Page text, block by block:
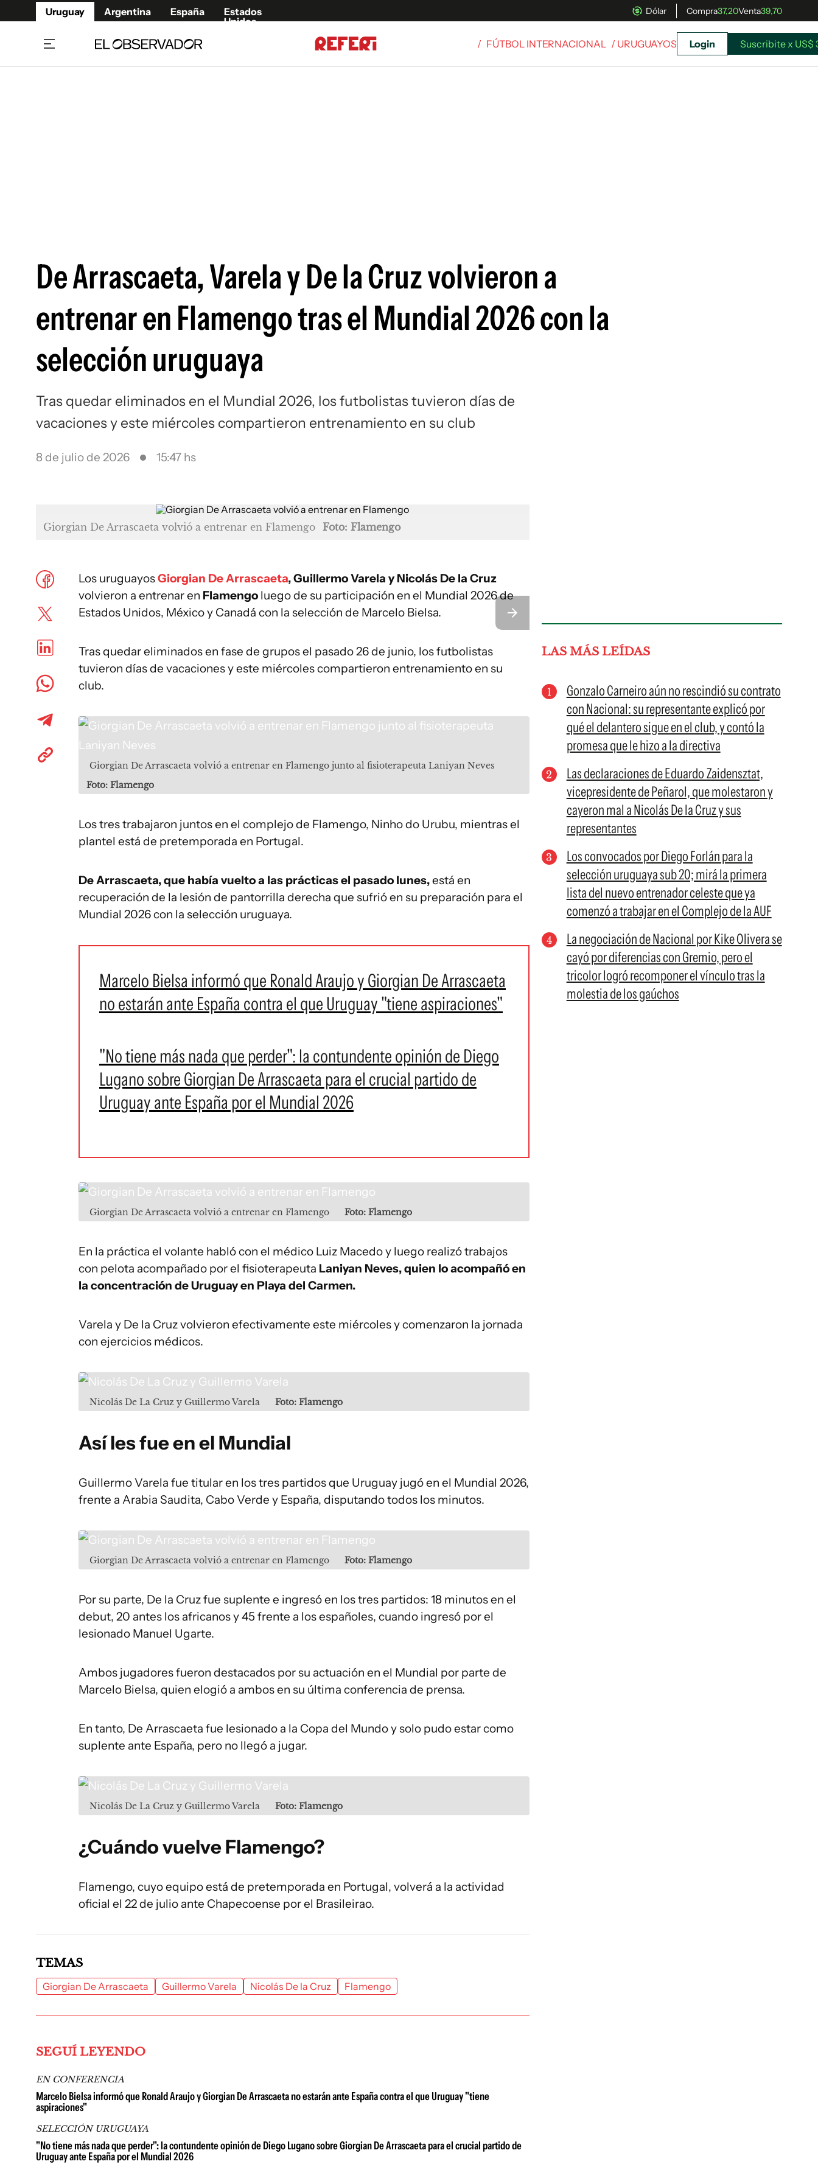
Uruguay Argentina España
Estados
Unidos
Dólar Compra37,20Venta39,70
Siguenos en:
/ FÚTBOL INTERNACIONAL / URUGUAYOS Login Suscribite x US$
De Arrascaeta, Varela y De la Cruz volvieron a
entrenar en Flamengo tras el Mundial 2026 con la
selección uruguaya
Tras quedar eliminados en el Mundial 2026, los futbolistas tuvieron días de
vacaciones y este miércoles compartieron entrenamiento en su club
8 de julio de 2026 15:47 hs
Giorgian De Arrascaeta volvió a entrenar en Flamengo Foto: Flamengo
Los uruguayosGiorgian De Arrascaeta, Guillermo Varela y Nicolás De la Cruz
volvieron a entrenar en Flamengo luego de su participación en el Mundial 2026 de
Estados Unidos, México y Canadá con la selección de Marcelo Bielsa.
Tras quedar eliminados en fase de grupos el pasado 26 de junio, los futbolistas
tuvieron días de vacaciones y este miércoles compartieron entrenamiento en su
club.
Giorgian De Arrascaeta volvió a entrenar en Flamengo junto al fisioterapeuta Laniyan Neves
Foto: Flamengo
Los tres trabajaron juntos en el complejo de Flamengo, Ninho do Urubu, mientras el
plantel está de pretemporada en Portugal.
De Arrascaeta, que había vuelto a las prácticas el pasado lunes,está en
recuperación de la lesión de pantorrilla derecha que sufrió en su preparación para el
Mundial 2026 con la selección uruguaya.
Marcelo Bielsa informó que Ronald Araujo y Giorgian De Arrascaeta
no estarán ante España contra el que Uruguay "tiene aspiraciones"
"No tiene más nada que perder": la contundente opinión de Diego
Lugano sobre Giorgian De Arrascaeta para el crucial partido de
Uruguay ante España por el Mundial 2026
Giorgian De Arrascaeta volvió a entrenar en Flamengo Foto: Flamengo
En la práctica el volante habló con el médico Luiz Macedo y luego realizó trabajos
con pelota acompañado por el fisioterapeuta Laniyan Neves, quien lo acompañó en
la concentración de Uruguay en Playa del Carmen.
Varela y De la Cruz volvieron efectivamente este miércoles y comenzaron la jornada
con ejercicios médicos.
Nicolás De La Cruz y Guillermo Varela Foto: Flamengo
Así les fue en el Mundial
Guillermo Varela fue titular en los tres partidos que Uruguay jugó en el Mundial 2026,
frente a Arabia Saudita, Cabo Verde y España, disputando todos los minutos.
Giorgian De Arrascaeta volvió a entrenar en Flamengo Foto: Flamengo
Por su parte, De la Cruz fue suplente e ingresó en los tres partidos: 18 minutos en el
debut, 20 antes los africanos y 45 frente a los españoles, cuando ingresó por el
lesionado Manuel Ugarte.
Ambos jugadores fueron destacados por su actuación en el Mundial por parte de
Marcelo Bielsa, quien elogió a ambos en su última conferencia de prensa.
En tanto, De Arrascaeta fue lesionado a la Copa del Mundo y solo pudo estar como
suplente ante España, pero no llegó a jugar.
Nicolás De La Cruz y Guillermo Varela Foto: Flamengo
¿Cuándo vuelve Flamengo?
Flamengo, cuyo equipo está de pretemporada en Portugal, volverá a la actividad
oficial el 22 de julio ante Chapecoense por el Brasileirao.
LAS MÁS LEÍDAS
Gonzalo Carneiro aún no rescindió su contrato
con Nacional: su representante explicó por
qué el delantero sigue en el club, y contó la
promesa que le hizo a la directiva
Las declaraciones de Eduardo Zaidensztat,
vicepresidente de Peñarol, que molestaron y
cayeron mal a Nicolás De la Cruz y sus
representantes
Los convocados por Diego Forlán para la
selección uruguaya sub 20; mirá la primera
lista del nuevo entrenador celeste que ya
comenzó a trabajar en el Complejo de la AUF
La negociación de Nacional por Kike Olivera se
cayó por diferencias con Gremio, pero el
tricolor logró recomponer el vínculo tras la
molestia de los gaúchos
TEMAS
Giorgian De Arrascaeta Guillermo Varela Nicolás De la Cruz Flamengo
SEGUÍ LEYENDO
EN CONFERENCIA
Marcelo Bielsa informó que Ronald Araujo y Giorgian De Arrascaeta no estarán ante España contra el que Uruguay "tiene
aspiraciones"
SELECCIÓN URUGUAYA
"No tiene más nada que perder": la contundente opinión de Diego Lugano sobre Giorgian De Arrascaeta para el crucial partido de
Uruguay ante España por el Mundial 2026